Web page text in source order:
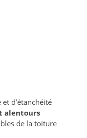
d’étanchéité
alentours
de la toiture